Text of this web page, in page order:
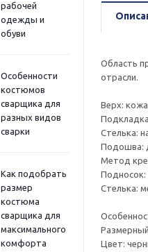
рабочей
одежды и
обуви
Особенности
костюмов
сварщика для
разных видов
сварки
Как подобрать
размер
костюма
сварщика для
максимального
комфорта
Область
отрасли.
Верх:
Стелька:
Подошва:
Метод
Подносок:
Стелька:
Цвет: